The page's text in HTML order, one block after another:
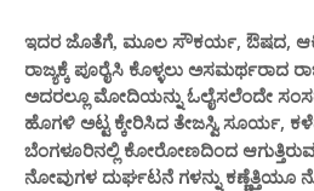
ಇದರ ಜೊತೆಗೆ, ಮೂಲ ಸೌಕರ್ಯ, ಔಷದ,
ರಾಜ್ಯಕ್ಕೆ ಪೂರೈಸಿ ಕೊಳ್ಳಲು ಅಸಮರ್ಥರಾದ
ಅದರಲ್ಲೂ ಮೋದಿಯನ್ನು ಓಲೈಸಲೆಂದೇ
ಹೊಗಳಿ ಅಟ್ಟ ಕ್ಕೇರಿಸಿದ ತೇಜಸ್ವಿ ಸೂರ್ಯ,
ಬೆಂಗಳೂರಿನಲ್ಲಿ ಕೋರೋಣದಿಂದ ಆಗುತ್ತಿರುವ
ನೋವುಗಳ ದುರ್ಘಟನೆ ಗಳನ್ನು ಕಣ್ಣೆತ್ತಿಯೂ